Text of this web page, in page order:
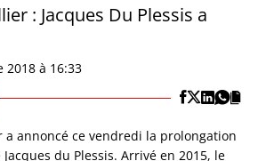
: Jacques Du Plessis a
à 16:33
annoncé ce vendredi la prolongation
du Plessis. Arrivé en 2015, le